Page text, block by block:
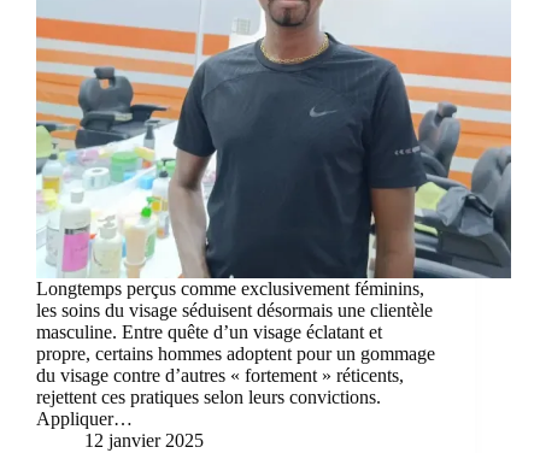
Longtemps perçus comme exclusivement féminins,
les soins du visage séduisent désormais une clientèle
masculine. Entre quête d’un visage éclatant et
propre, certains hommes adoptent pour un gommage
du visage contre d’autres « fortement » réticents,
rejettent ces pratiques selon leurs convictions.
Appliquer…
12 janvier 2025